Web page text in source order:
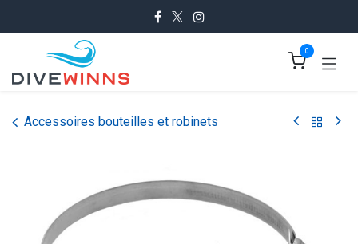
0
Accessoires bouteilles et robinets